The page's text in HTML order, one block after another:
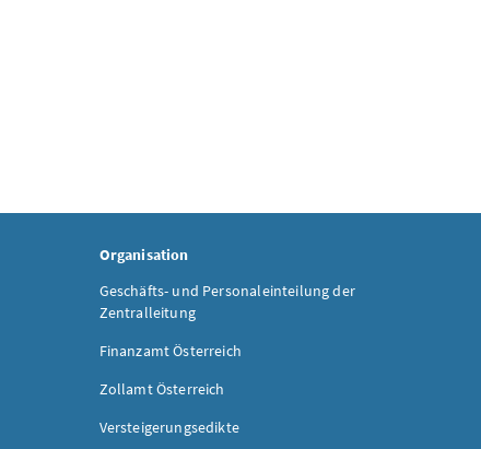
Organisation
Geschäfts- und Personaleinteilung der
Zentralleitung
Finanzamt Österreich
Zollamt Österreich
Versteigerungsedikte